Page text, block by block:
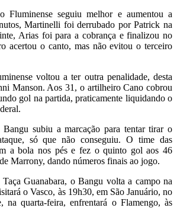
Fluminense seguiu melhor e aumentou a
Martinelli foi derrubado por Patrick na
Arias foi para a cobrança e finalizou no
acertou o canto, mas não evitou o terceiro
voltou a ter outra penalidade, desta
Manson. Aos 31, o artilheiro Cano cobrou
gol na partida, praticamente liquidando o
subiu a marcação para tentar tirar o
só que não conseguiu. O time das
a bola nos pés e fez o quinto gol aos 46
Marrony, dando números finais ao jogo.
Guanabara, o Bangu volta a campo na
o Vasco, às 19h30, em São Januário, no
na quarta-feira, enfrentará o Flamengo, às